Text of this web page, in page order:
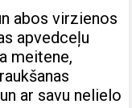
abos virzienos
apvedceļu
meitene,
ar savu nelielo